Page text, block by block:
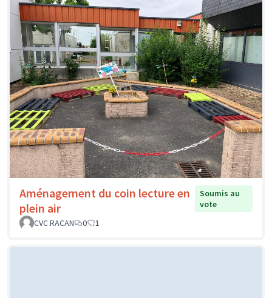
Aménagement du coin lecture en
plein air
Soumis au
vote
CVC RACAN
0 1